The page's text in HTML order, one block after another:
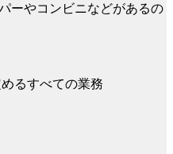
ーやコンビニなどがあるの
るすべての業務